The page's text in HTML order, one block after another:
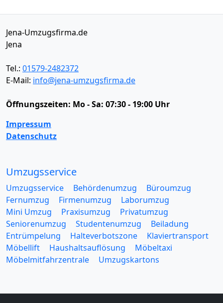
Jena-Umzugsfirma.de
Jena
Tel.: 01579-2482372
E-Mail: info@jena-umzugsfirma.de
Öffnungszeiten: Mo - Sa: 07:30 - 19:00 Uhr
Impressum
Datenschutz
Umzugsservice
Umzugsservice Behördenumzug
Büroumzug
Fernumzug
Firmenumzug
Laborumzug
Mini Umzug
Praxisumzug
Privatumzug
Seniorenumzug
Studentenumzug
Beiladung
Entrümpelung
Halteverbotszone
Klaviertransport
Möbellift
Haushaltsauflösung
Möbeltaxi
Möbelmitfahrzentrale
Umzugskartons